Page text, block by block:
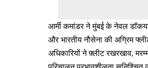
आर्मी कमांडर ने मुंबई के नेवल
और भारतीय नौसेना की अग्रिम
अधिकारियों ने फ़्लीट रखरखाव,